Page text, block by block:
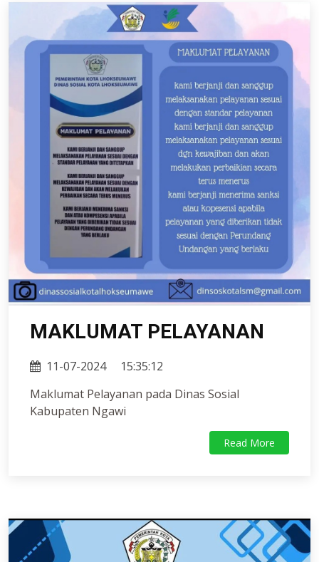
MAKLUMAT PELAYANAN
11-07-2024
15:35:12
Maklumat Pelayanan pada Dinas Sosial
Kabupaten Ngawi
Read More